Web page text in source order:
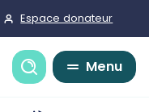
Espace donateur
Recherche
Menu